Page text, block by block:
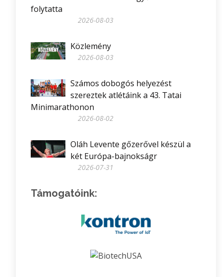
folytatta
2026-08-03
Közlemény
2026-08-03
Számos dobogós helyezést
szereztek atlétáink a 43. Tatai
Minimarathonon
2026-08-02
Oláh Levente gőzerővel készül a
két Európa-bajnokságr
2026-07-31
Támogatóink: